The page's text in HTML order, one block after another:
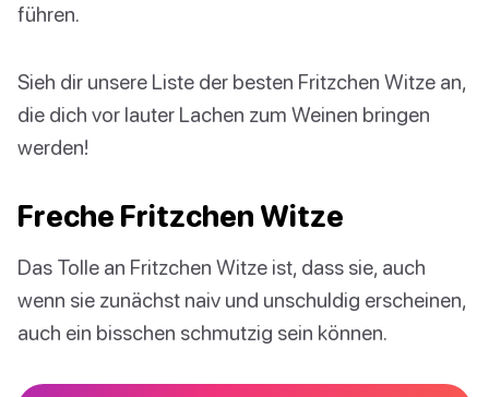
führen.
Sieh dir unsere Liste der besten Fritzchen Witze an,
die dich vor lauter Lachen zum Weinen bringen
werden!
Freche Fritzchen Witze
Das Tolle an Fritzchen Witze ist, dass sie, auch
wenn sie zunächst naiv und unschuldig erscheinen,
auch ein bisschen schmutzig sein können.